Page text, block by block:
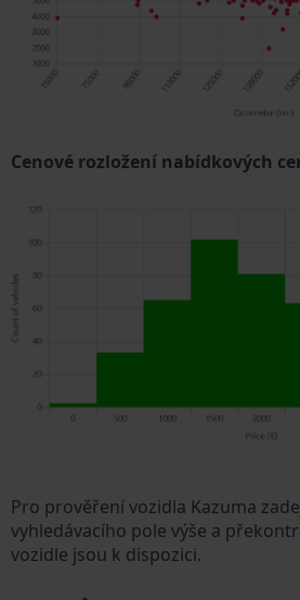
Cenové rozložení nabídkových
Pro prověření vozidla Kazuma
vyhledávacího pole výše a
vozidle jsou k dispozici.